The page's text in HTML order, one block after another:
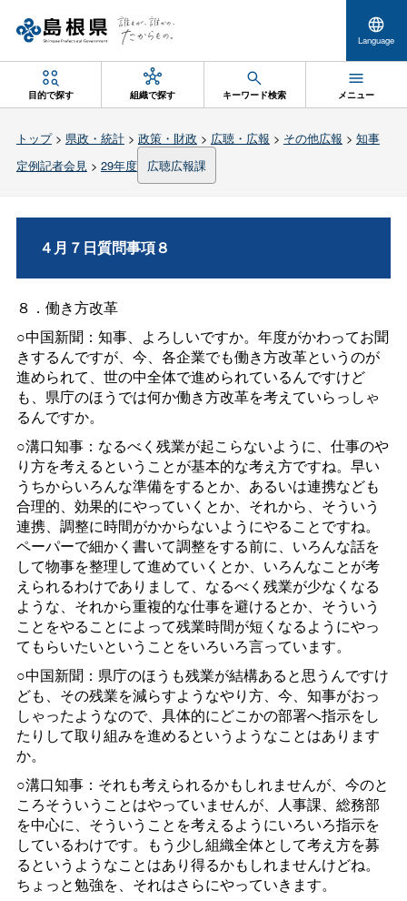
Language
目的で探す 組織で探す キーワード検索 メニュー
トップ> 県政・統計> 政策・財政 > 広聴・広報 > その他広報 > 知事
定例記者会見> 29年度 広聴広報課
４月７日質問事項８
８．働き方改革
○中国新聞：知事、よろしいですか。年度がかわってお聞
きするんですが、今、各企業でも働き方改革というのが
進められて、世の中全体で進められているんですけど
も、県庁のほうでは何か働き方改革を考えていらっしゃ
るんですか。
○溝口知事：なるべく残業が起こらないように、仕事のや
り方を考えるということが基本的な考え方ですね。早い
うちからいろんな準備をするとか、あるいは連携なども
合理的、効果的にやっていくとか、それから、そういう
連携、調整に時間がかからないようにやることですね。
ペーパーで細かく書いて調整をする前に、いろんな話を
して物事を整理して進めていくとか、いろんなことが考
えられるわけでありまして、なるべく残業が少なくなる
ような、それから重複的な仕事を避けるとか、そういう
ことをやることによって残業時間が短くなるようにやっ
てもらいたいということをいろいろ言っています。
○中国新聞：県庁のほうも残業が結構あると思うんですけ
ども、その残業を減らすようなやり方、今、知事がおっ
しゃったようなので、具体的にどこかの部署へ指示をし
たりして取り組みを進めるというようなことはあります
か。
○溝口知事：それも考えられるかもしれませんが、今のと
ころそういうことはやっていませんが、人事課、総務部
を中心に、そういうことを考えるようにいろいろ指示を
しているわけです。もう少し組織全体として考え方を募
るというようなことはあり得るかもしれませんけどね。
ちょっと勉強を、それはさらにやっていきます。